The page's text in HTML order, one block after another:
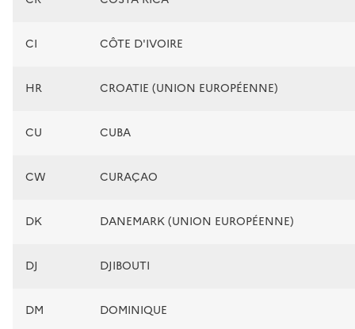
CI CÔTE D'IVOIRE
HR CROATIE (UNION EUROPÉENNE)
CU CUBA
CW CURAÇAO
DK DANEMARK (UNION EUROPÉENNE)
DJ DJIBOUTI
DM DOMINIQUE